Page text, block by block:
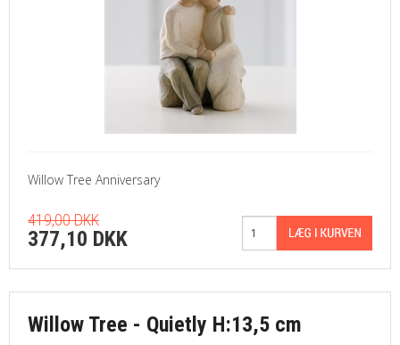
Willow Tree Anniversary
419,00 DKK
377,10 DKK
Willow Tree - Quietly H:13,5 cm